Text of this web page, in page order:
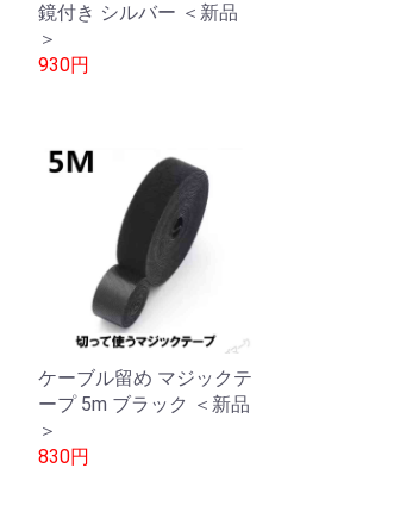
鏡付き シルバー ＜新品
＞
930円
ケーブル留め マジックテ
ープ 5m ブラック ＜新品
＞
830円